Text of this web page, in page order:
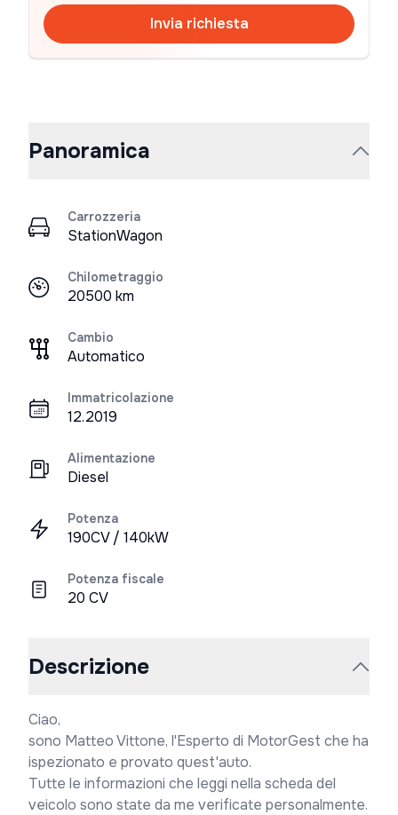
Invia richiesta
Panoramica
Carrozzeria
StationWagon
Chilometraggio
20500 km
Cambio
Automatico
Immatricolazione
12.2019
Alimentazione
Diesel
Potenza
190CV / 140kW
Potenza fiscale
20 CV
Descrizione
Ciao,
sono Matteo Vittone, l'Esperto di MotorGest che ha
ispezionato e provato quest'auto.
Tutte le informazioni che leggi nella scheda del
veicolo sono state da me verificate personalmente.